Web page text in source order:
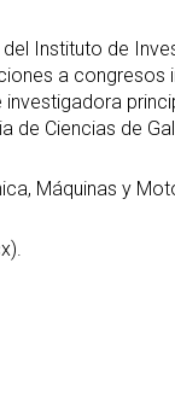
Instituto de
a congresos
Ciencias de
Máquinas y